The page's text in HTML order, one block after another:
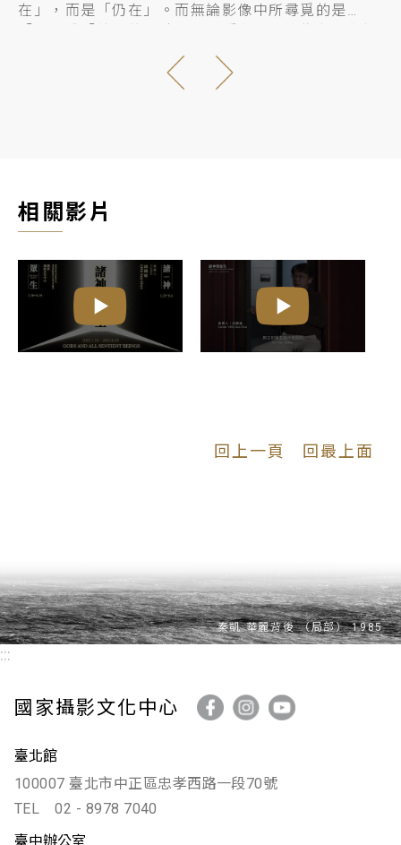
在」，而是「仍在」。而無論影像中所尋覓的是
相關影片
回上一頁 回最上面
:::
國家攝影文化中心
臺北館
100007 臺北市中正區忠孝西路一段70號
TEL
02 - 8978 7040
臺中辦公室